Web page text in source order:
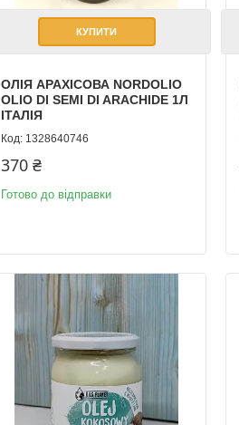
КУПИТИ
ОЛІЯ АРАХІСОВА NORDOLIO
OLIO DI SEMI DI ARACHIDE 1Л
ІТАЛІЯ
1328640746
370 ₴
Готово до відправки